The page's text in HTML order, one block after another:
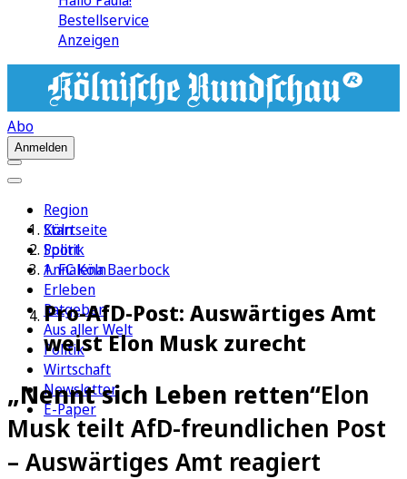
Bestellservice
Anzeigen
Abo
Anmelden
Region
Köln
Sport
1. FC Köln
Erleben
Ratgeber
Aus aller Welt
Politik
Wirtschaft
Newsletter
E-Paper
Startseite
Politik
Annalena Baerbock
Pro-AfD-Post: Auswärtiges Amt
weist Elon Musk zurecht
„Nennt sich Leben retten“Elon
Musk teilt AfD-freundlichen Post
– Auswärtiges Amt reagiert